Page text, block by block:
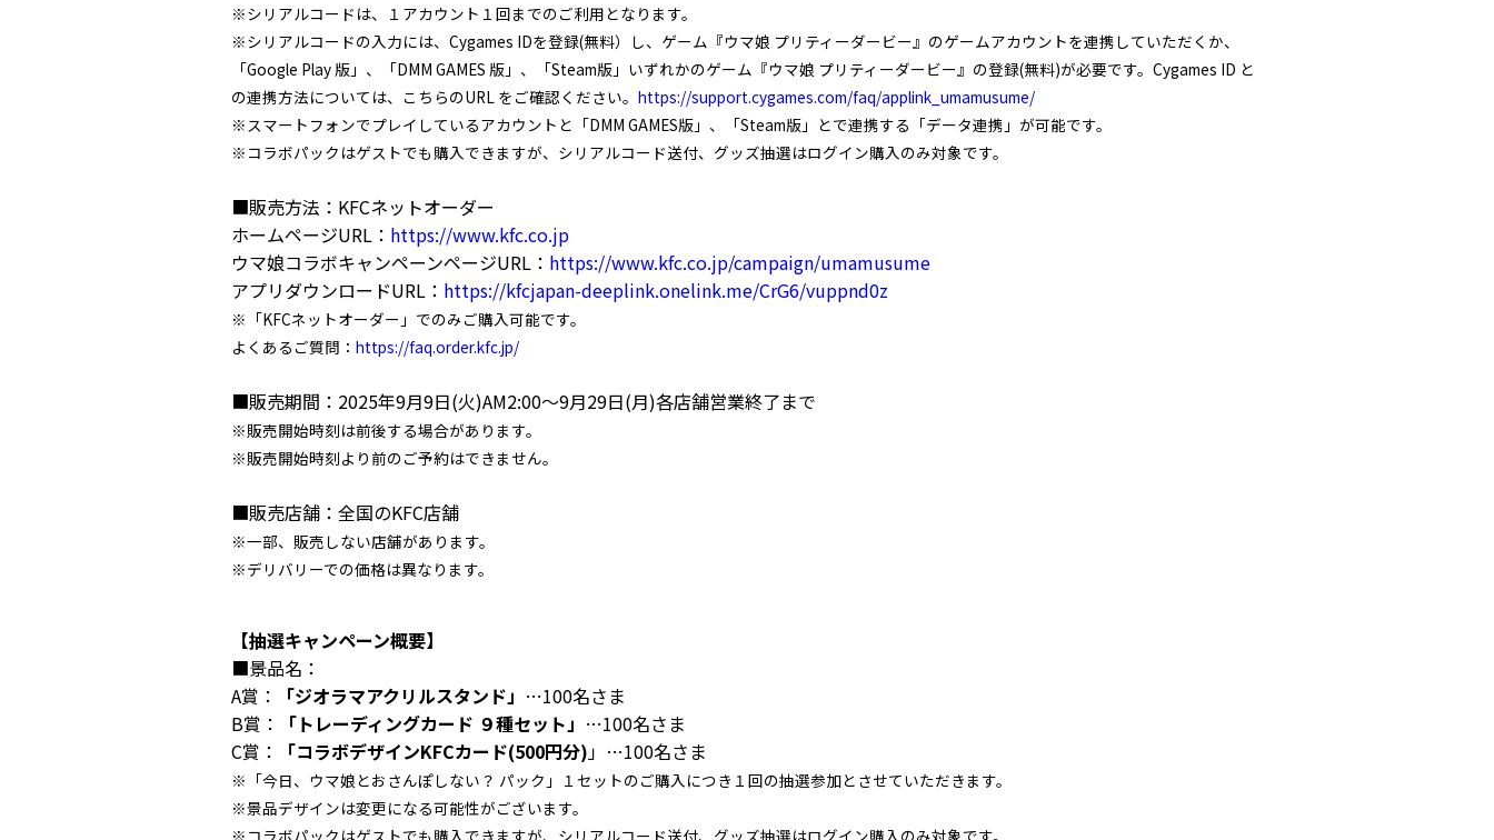
※シリアルコードは、１アカウント１回までのご利用となります。
※シリアルコードの入力には、Cygames IDを登録(無料）し、ゲーム『ウマ娘 プリティーダービー』のゲームアカウントを連携していただくか、
「Google Play 版」、「DMM GAMES 版」、「Steam版」いずれかのゲーム『ウマ娘 プリティーダービー』の登録(無料)が必要です。Cygames ID と
の連携方法については、こちらのURL をご確認ください。 https://support.cygames.com/faq/applink_umamusume/
※スマートフォンでプレイしているアカウントと「DMM GAMES版」、「Steam版」とで連携する「データ連携」が可能です。
※コラボパックはゲストでも購入できますが、シリアルコード送付、グッズ抽選はログイン購入のみ対象です。
■販売方法：KFCネットオーダー
ホームページURL： https://www.kfc.co.jp
ウマ娘コラボキャンペーンページURL： https://www.kfc.co.jp/campaign/umamusume
アプリダウンロードURL： https://kfcjapan-deeplink.onelink.me/CrG6/vuppnd0z
※「KFCネットオーダー」でのみご購入可能です。
よくあるご質問： https://faq.order.kfc.jp/
■販売期間：2025年9月9日(火)AM2:00～9月29日(月)各店舗営業終了まで
※販売開始時刻は前後する場合があります。
※販売開始時刻より前のご予約はできません。
■販売店舗：全国のKFC店舗
※一部、販売しない店舗があります。
※デリバリーでの価格は異なります。
【抽選キャンペーン概要】
■景品名：
A賞：
「ジオラマアクリルスタンド」 …100名さま
B賞：
「トレーディングカード ９種セット」 …100名さま
C賞：
「コラボデザインKFCカード(500円分)」…100名さま
※「今日、ウマ娘とおさんぽしない？ パック」１セットのご購入につき１回の抽選参加とさせていただきます。
※景品デザインは変更になる可能性がございます。
※コラボパックはゲストでも購入できますが、シリアルコード送付、グッズ抽選はログイン購入のみ対象です。